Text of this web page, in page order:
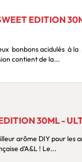
EDITION
leur pointe de fraicheur Cette version contient de la...
30ML -
agrumes ? Choisissez la qualité française d'A&L ! Le...